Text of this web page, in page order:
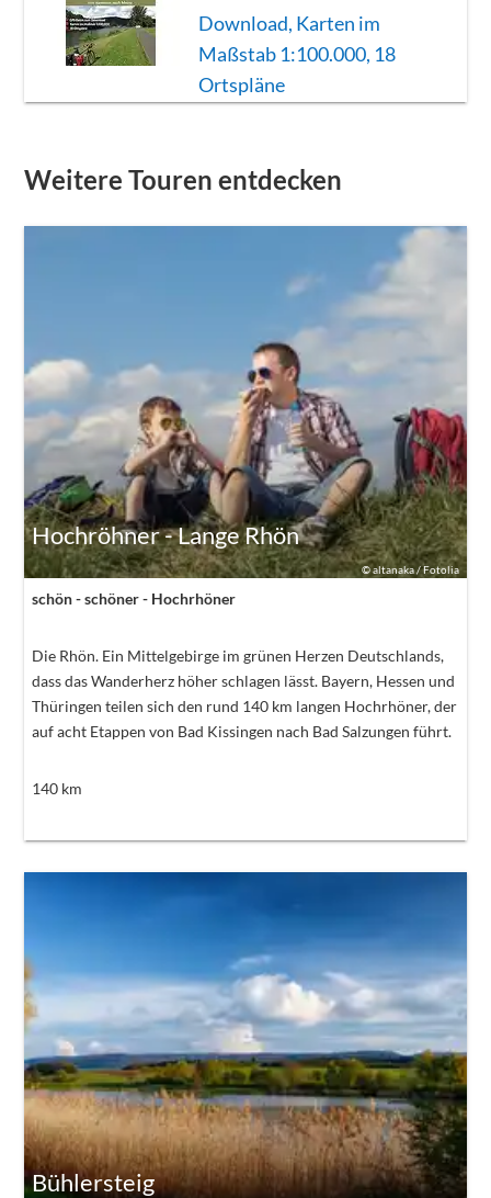
Download, Karten im
Maßstab 1:100.000, 18
Ortspläne
Weitere Touren entdecken
©altanaka / Fotolia
Hochröhner - Lange Rhön
schön - schöner - Hochrhöner
Die Rhön. Ein Mittelgebirge im grünen Herzen Deutschlands,
dass das Wanderherz höher schlagen lässt. Bayern, Hessen und
Thüringen teilen sich den rund 140 km langen Hochrhöner, der
auf acht Etappen von Bad Kissingen nach Bad Salzungen führt.
140km
Bühlersteig